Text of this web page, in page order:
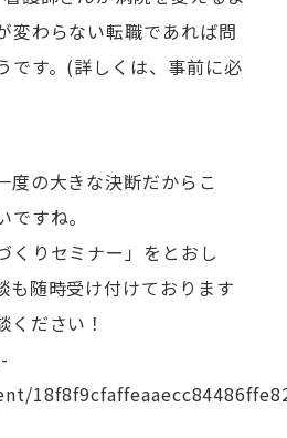
変わらない転職であれば問
です。(詳しくは、事前に必
度の大きな決断だからこ
すね。
くりセミナー」をとおし
も随時受け付けております
ださい！